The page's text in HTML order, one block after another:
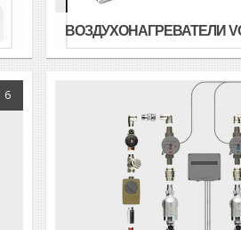
ВОЗДУХОНАГРЕВАТЕЛИ
6